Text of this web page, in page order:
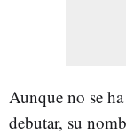
Aunque no se
debutar, su